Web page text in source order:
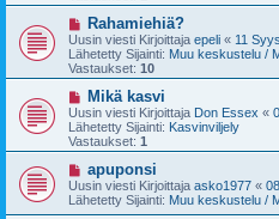
iv
e
s
t
i
U
u
s
i
v
e
s
t
i
Rahamiehiä?
Uusin viesti Kirjoittaja epeli « 11
Lähetetty Sijainti: Muu keskustelu /
Vastaukset: 10
U
u
s
i
v
e
s
t
Mikä kasvi
Uusin viesti Kirjoittaja Don Essex «
Lähetetty Sijainti: Kasvinviljely
Vastaukset: 1
U
u
s
i
apuponsi
Uusin viesti Kirjoittaja asko1977 «
Lähetetty Sijainti: Muu keskustelu /